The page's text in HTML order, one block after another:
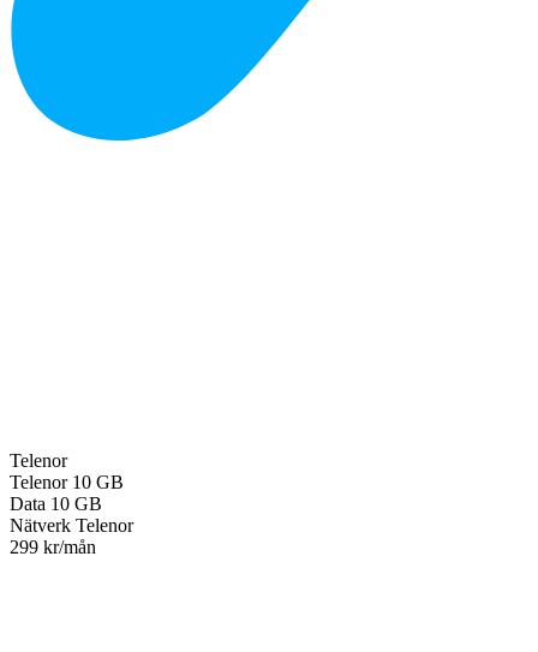
Telenor
Telenor 10 GB
Data 10 GB
Nätverk Telenor
299 kr/mån